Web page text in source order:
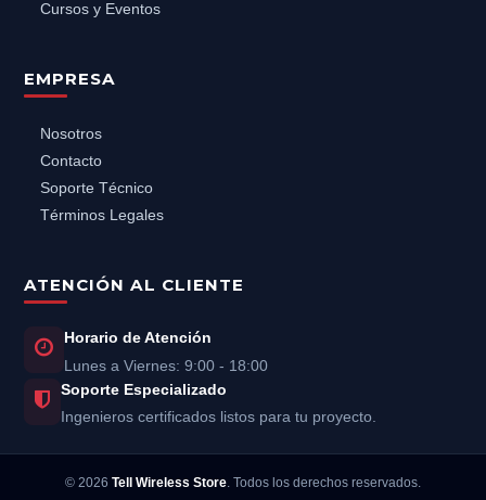
Cursos y Eventos
EMPRESA
Nosotros
Contacto
Soporte Técnico
Términos Legales
ATENCIÓN AL CLIENTE
Horario de Atención
Lunes a Viernes: 9:00 - 18:00
Soporte Especializado
Ingenieros certificados listos para tu proyecto.
© 2026 Tell Wireless Store. Todos los derechos reservados.